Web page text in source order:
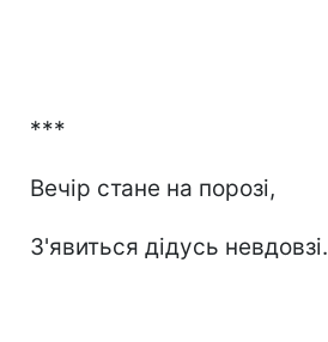
***
Вечір стане на порозі,
З'явиться дідусь невдовзі.